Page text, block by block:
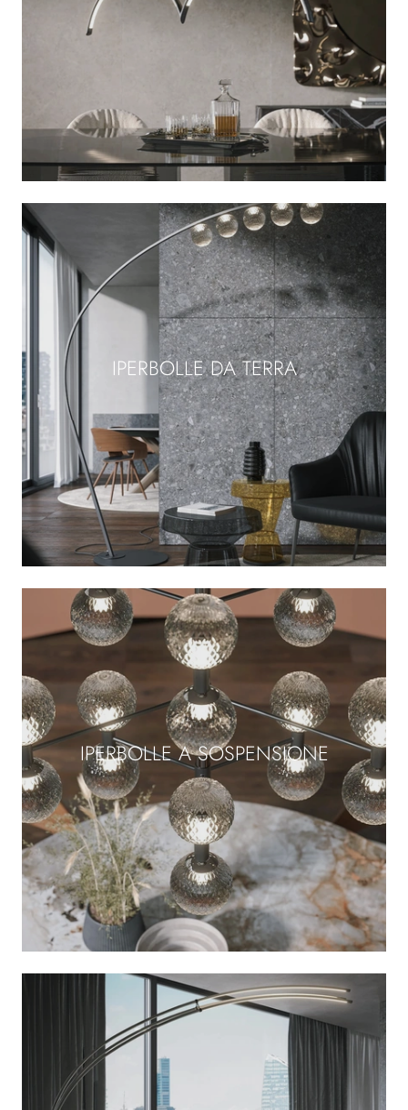
IPERBOLLE DA TERRA
IPERBOLLE A SOSPENSIONE